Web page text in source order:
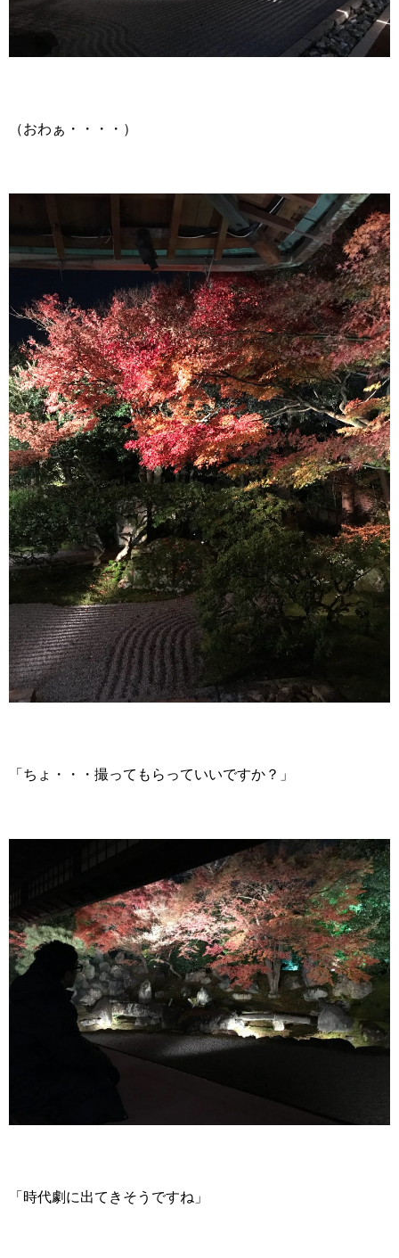
（おわぁ・・・・）
「ちょ・・・撮ってもらっていいですか？」
「時代劇に出てきそうですね」